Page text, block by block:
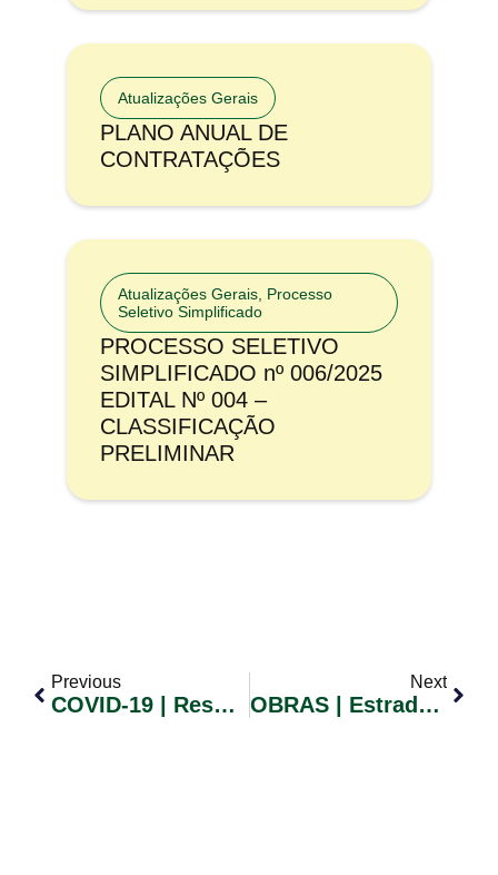
Atualizações Gerais
PLANO ANUAL DE
CONTRATAÇÕES
Atualizações Gerais Processo
Seletivo Simplificado
PROCESSO SELETIVO
SIMPLIFICADO nº 006/2025
EDITAL Nº 004 –
CLASSIFICAÇÃO
PRELIMINAR
Previous
COVID-19 | Resultado De Exames Swabs Podem Demorar 10 Dias Ou Mais
Next
OBRAS | Estrada Fernando Ferrari Interditada Até Às 14h